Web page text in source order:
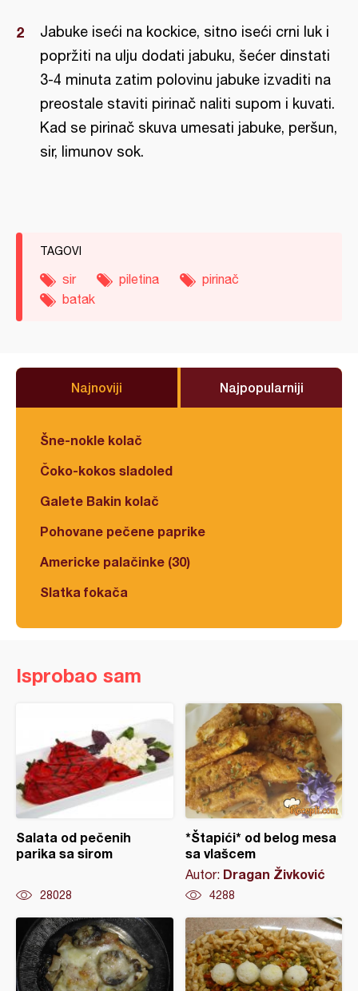
Jabuke iseći na kockice, sitno iseći crni luk i
popržiti na ulju dodati jabuku, šećer dinstati
3-4 minuta zatim polovinu jabuke izvaditi na
preostale staviti pirinač naliti supom i kuvati.
Kad se pirinač skuva umesati jabuke, peršun,
sir, limunov sok.
TAGOVI
sir piletina
pirinač
batak
Najnoviji Najpopularniji
Šne-nokle kolač
Čoko-kokos sladoled
Galete Bakin kolač
Pohovane pečene paprike
Americke palačinke (30)
Slatka fokača
Isprobao sam
Salata od pečenih
parika sa sirom
28028
*Štapići* od belog mesa
sa vlašcem
Autor: Dragan Živković
4288